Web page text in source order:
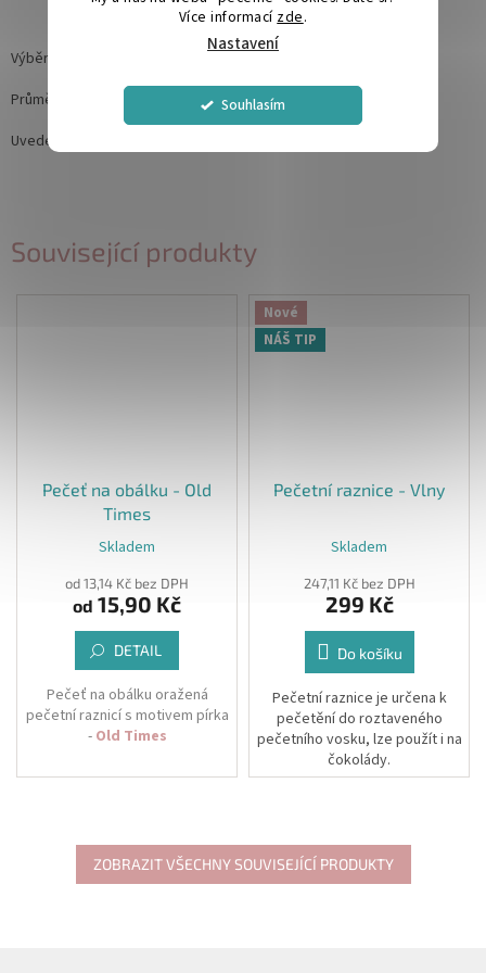
Více informací zde.
Nastavení
Souhlasím
Související produkty
Pečeť na obálku - Old
Times
Skladem
od 13,14 Kč bez DPH
od 15,90 Kč
DETAIL
Pečeť na obálku oražená
pečetní raznicí s motivem pírka
- Old Times
Součástí hotové pečetě je
Díky oboustranně lepícímu
štítku si pečeť na obálku
Nové
NÁŠ TIP
Pečetní raznice - Vlny
Skladem
247,11 Kč bez DPH
299 Kč
Do košíku
Pečetní raznice je určena k
pečetění do roztaveného
pečetního vosku, lze použít i na
čokolády.
dřevěné rukojeti, ke které je
přišroubována, nikoliv lepena.
ZOBRAZIT VŠECHNY SOUVISEJÍCÍ PRODUKTY
Výběr barvy dle nabízených vosků.
Průměr pečetě: 26-27mm
Uvedená cena je za 1ks